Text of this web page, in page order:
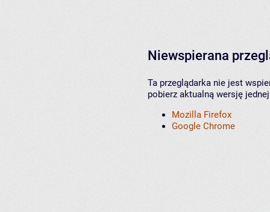
Niewspierana
Ta przeglądarka nie jest
pobierz aktualną wersję
Mozilla Firefox
Google Chrome